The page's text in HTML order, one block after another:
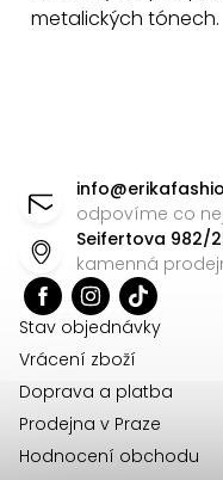
metalických tónech.
info@
odpovíme co
Seifertova 982/
kamenná
Stav objednávky
Vrácení zboží
Doprava a platba
Prodejna v Praze
Hodnocení obchodu